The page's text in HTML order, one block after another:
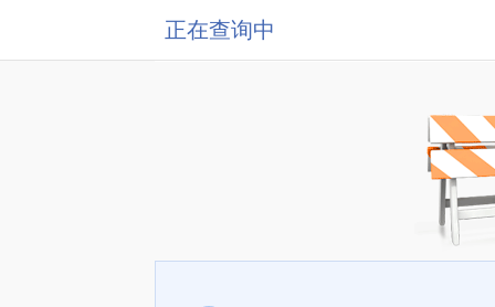
正在查询中